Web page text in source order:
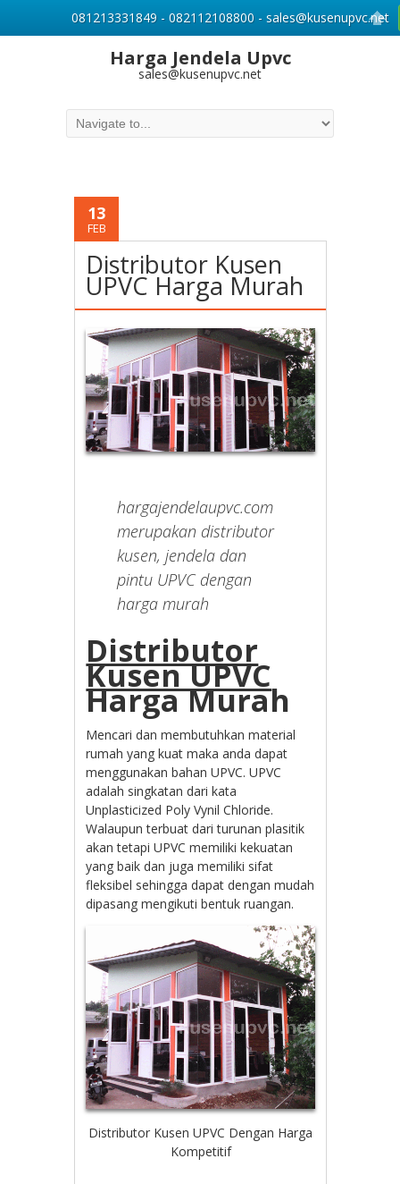
Harga Jendela Upvc
sales@kusenupvc.net
13
FEB
Distributor Kusen
UPVC Harga Murah
hargajendelaupvc.com
merupakan distributor
kusen, jendela dan
pintu UPVC dengan
harga murah
Distributor
Kusen UPVC
Harga Murah
Mencari dan membutuhkan material
rumah yang kuat maka anda dapat
menggunakan bahan UPVC. UPVC
adalah singkatan dari kata
Unplasticized Poly Vynil Chloride.
Walaupun terbuat dari turunan plasitik
akan tetapi UPVC memiliki kekuatan
yang baik dan juga memiliki sifat
fleksibel sehingga dapat dengan mudah
dipasang mengikuti bentuk ruangan.
Distributor Kusen UPVC Dengan Harga
Kompetitif
081213331849 - 082112108800 - sales@kusenupvc.net